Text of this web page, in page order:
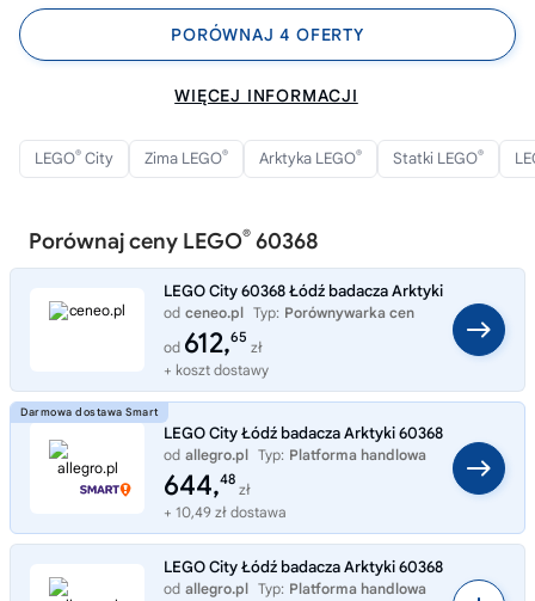
PORÓWNAJ 4 OFERTY
WIĘCEJ INFORMACJI
LEGO® City Zima LEGO® Arktyka LEGO® Statki LEGO®
Porównaj ceny LEGO® 60368
LEGO City 60368 Łódź badacza Arktyki
od ceneo.pl Typ: Porównywarka cen
od 612,65
zł
+ koszt dostawy
LEGO City Łódź badacza Arktyki 60368
od allegro.pl Typ: Platforma handlowa
644,48
zł
+ 10,49 zł dostawa
LEGO City Łódź badacza Arktyki 60368
od allegro.pl Typ: Platforma handlowa